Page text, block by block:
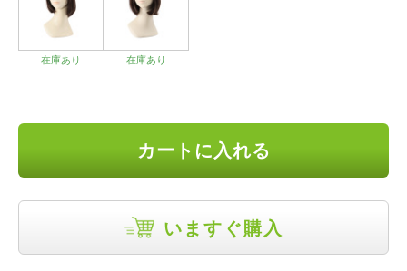
在庫あり 在庫あり
カートに入れる
いますぐ購入